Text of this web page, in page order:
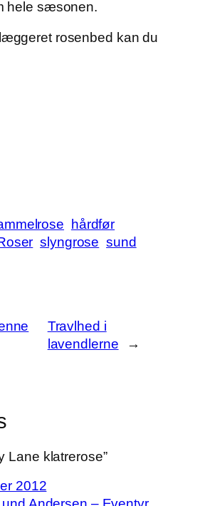
hele sæsonen.
rosenbed kan du
hårdfør
slyngrose sund
Travlhed i
lavendlerne
→
Lane klatrerose”
2012